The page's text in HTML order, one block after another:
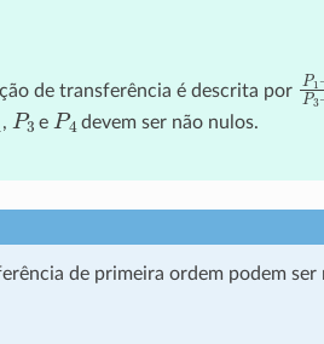
de transferência é descrita por P1
, P3 eP4 devem ser não nulos.
de primeira ordem podem ser